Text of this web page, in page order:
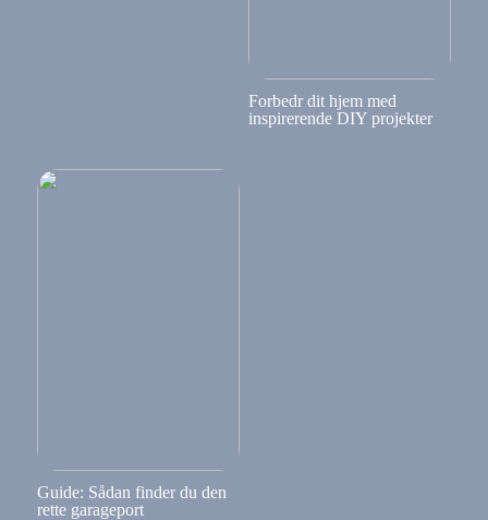
Forbedr dit hjem med
inspirerende DIY projekter
Guide: Sådan finder du den
rette garageport